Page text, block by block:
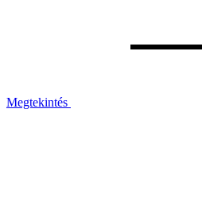
Megtekintés